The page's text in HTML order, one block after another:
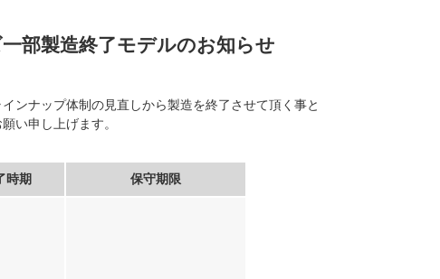
部製造終了モデルのお知らせ
ンナップ体制の見直しから製造を終了させて頂く事と
い申し上げます。
時期 保守期限